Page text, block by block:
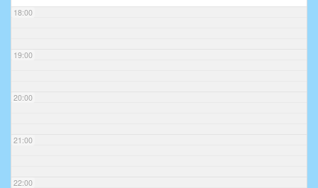
18:00
19:00
20:00
21:00
22:00